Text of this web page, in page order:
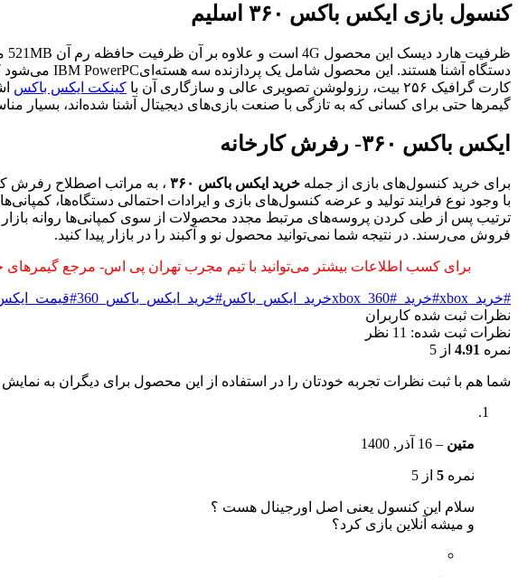
کنسول بازی ایکس باکس ۳۶۰ اسلیم
کارت گرافیک ۲۵۶ بیت، رزولوشن تصویری عالی و سازگاری آن با
کینکت ایکس باکس
گیمرها حتی برای کسانی که به تازگی با صنعت بازی‌های دیجیتال آشنا شده‌اند، بسیار
ایکس باکس ۳۶۰- رفرش کارخانه
برای خرید کنسول‌های بازی از جمله خرید ایکس باکس ۳۶۰
، به مراتب اصطلاح رفرش
با وجود نوع فرایند تولید و عرضه کنسول‌های بازی و ایرادات احتمالی دستگاه‌ها،
ترتیب پس از طی کردن پروسه‌های مرتبط مجدد محصولات از سوی کمپانی‌ها روانه بازار
فروش می‌رسند. در نتیجه شما نمی‌توانید محصول نو و آکبند را در بازار پیدا کنید.
برای کسب اطلاعات بیشتر می‌توانید با تیم مجرب تهران پی اس- مرجع
#خرید_xbox #خرید_xbox_360 #خرید_ایکس_باکس #خرید_ایکس_باکس_360
نظرات ثبت شده کاربران
نظرات ثبت شده: 11 نظر
نمره 4.91 از 5
شما هم با ثبت نظرات تجربه خودتان را در استفاده از این محصول برای دیگران به نمایش
متین – 16 آذر, 1400
نمره 5 از 5
سلام این کنسول یعنی اصل اورجینال هست ؟
و میشه آنلاین بازی کرد؟